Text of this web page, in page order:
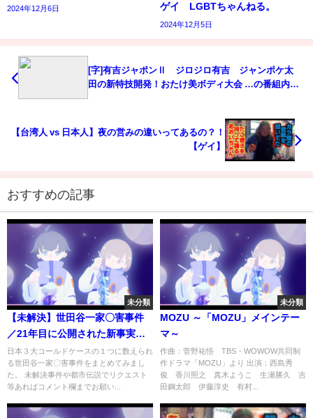
2024年12月6日
ゲイ LGBTちゃんねる。
2024年12月5日
[字]有吉ジャポンⅡ ジロジロ有吉 ジャンポケ太
田の新特技開発！おたけ美ボディ大会 …の番組内容
【台湾人 vs 日本人】夜の営みの違いってあるの？！
【ゲイ】
おすすめの記事
未分類
【未解決】世田谷一家〇害事件
／21年目に公開された新事実と
は？
日本３大コールドケースの１つに数えられ
る世田谷一家〇害事件をまとめてみまし
た。 未解決事件や都市伝説でリクエスト
等あればコメント欄までお願い...
未分類
MOZU ～「MOZU」メインテー
マ～
作曲：菅野祐悟 TBS・WOWOW共同制
作ドラマ「MOZU」より 出演：西島秀
俊 香川照之 真木ようこ 生瀬勝久 吉
田鋼太郎 伊藤淳史 有村...